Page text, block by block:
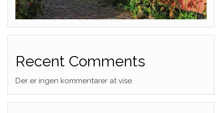
Recent Comments
Der er ingen kommentarer at vise.